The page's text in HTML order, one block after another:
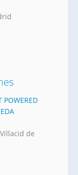
POWERED
de